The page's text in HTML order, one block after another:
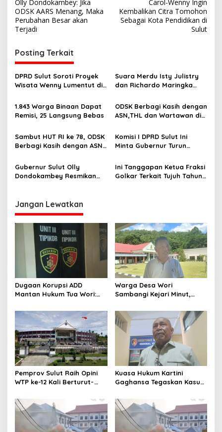
a
v
g
a
s
p
o
s
Olly Dondokambey: Jika
ODSK AARS Menang, Maka
Perubahan Besar akan
Terjadi
Carol-Wenny Ingin
Kembalikan Citra Tomohon
Sebagai Kota Pendidikan di
Sulut
Posting Terkait
DPRD Sulut Soroti Proyek
Wisata Wenny Lumentut di
Warga
Suara Merdu Isty Julistry
dan Richardo Maringka
2023 Kemenkumham Sulut
1.843 Warga Binaan Dapat
Remisi, 25 Langsung Bebas
ODSK Berbagi Kasih dengan
ASN,THL dan Wartawan di
Sambut HUT RI ke 78, ODSK
Berbagi Kasih dengan ASN-
Komisi I DPRD Sulut Ini
Minta Gubernur Turun
Kecamatan Sonder
Gubernur Sulut Olly
Dondokambey Resmikan
Ini Tanggapan Ketua Fraksi
Golkar Terkait Tujuh Tahun
Jangan Lewatkan
Dugaan Korupsi ADD
Mantan Hukum Tua Wori:
Hasil Audit Inspektorat
Warga Desa Wori
Sambangi Kejari Minut,
Laporan Dugaan Korupsi
Dana Desa
Pemprov Sulut Raih Opini
WTP ke-12 Kali Berturut-
yang Sehat dan Akuntabel
Kuasa Hukum Kartini
Gaghansa Tegaskan Kasus
Buktikan Dua Alat Bukti Sah